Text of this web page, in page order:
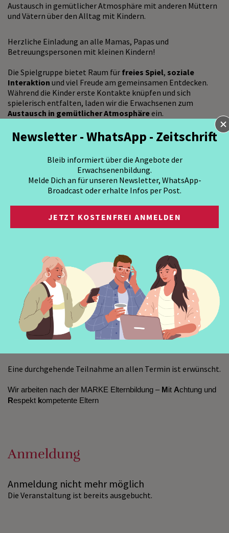
Austausch in gemütlicher Atmosphäre mit anderen Müttern
und Vätern über den Alltag mit Kindern.
Herzliche Einladung an alle Mamas, Papas und
Betreuungspersonen mit kleinen Kindern!
Die Spielgruppe bietet Raum für freies Spiel, soziale
Interaktion und viel Freude am gemeinsamen Entdecken.
Während die Kinder erste Kontakte knüpfen und sich
spielerisch entfalten, laden wir die Erwachsenen zum
Austausch in gemütlicher Atmosphäreein.
kleinen und großen Themen des Familienalltags.
Pädagogisch begleitet wird die Spielgruppe von Pascale
Elternbildnerin), die bei Bedarf auch professionelle Tipps
zu aktuellen Erziehungsfragengibt.
Kommt vorbei, lasst uns gemeinsam spielen, lachen und
wachsen!
Kostenbeitrag: € 5,- pro Termin
Weitere Informationen und Anmeldung bis Pascale
Rosnak,
T +43 664 739760 09
Termine im Herbst 2025:
2. September, 15.30 - 17.00 Uhr
16. September, 15.30 - 17.00 Uhr
7. Oktober, 15.30 - 17.00 Uhr
Eine durchgehende Teilnahme an allen Termin ist erwünscht.
Wir arbeiten nach der MARKE Elternbildung – M it Achtung und
Respekt kompetente Eltern
Anmeldung
Anmeldung nicht mehr möglich
Die Veranstaltung ist bereits ausgebucht.
Newsletter - WhatsApp - Zeitschrift
Bleib informiert über die Angebote der
Erwachsenenbildung.
Melde Dich an für unseren Newsletter, WhatsApp-
Broadcast oder erhalte Infos per Post.
JETZT KOSTENFREI ANMELDEN